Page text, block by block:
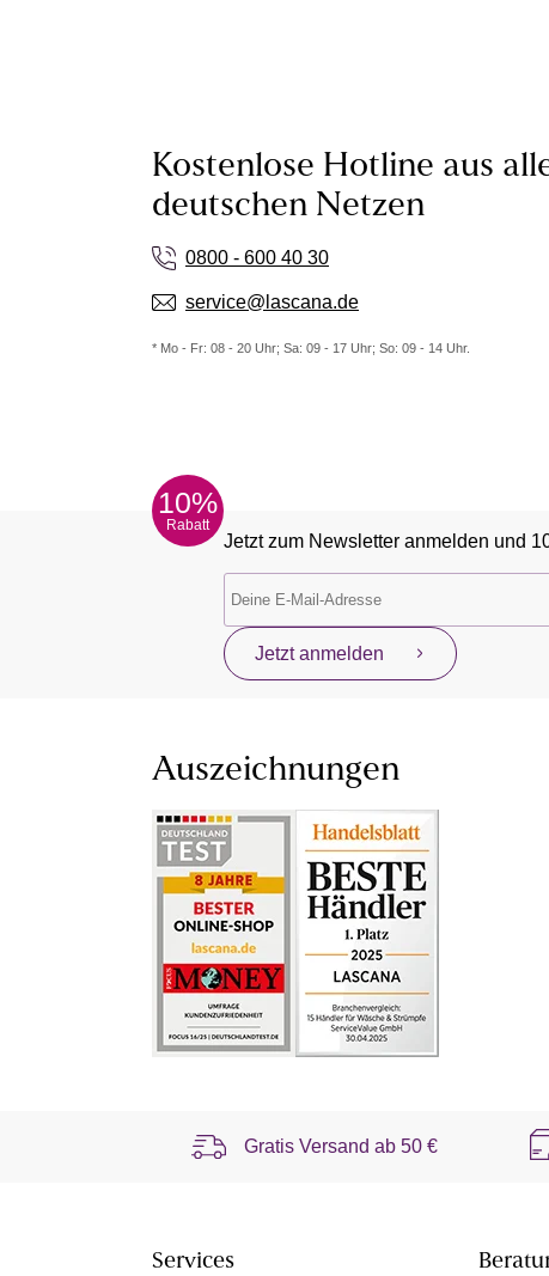
Kostenlose Hotline aus
deutschen Netzen
0800 - 600 40 30
service@lascana.de
* Mo - Fr: 08 - 20 Uhr; Sa: 09 - 17 Uhr; So: 09 - 14 Uhr.
10%
Rabatt
Jetzt zum Newsletter anmelden und
Jetzt anmelden
Auszeichnungen
Gratis Versand ab50 €
Services